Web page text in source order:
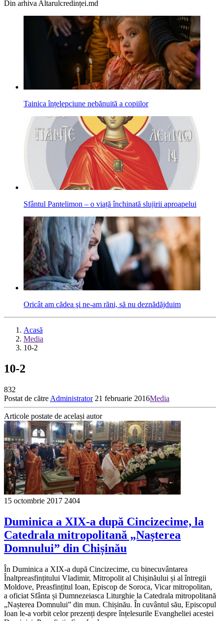
Din arhiva Altarulcredinței.md
Tainica înțelepciune nebănuită a copiilor
Sfântul Pantelimon – o viață închinată slujirii aproapelui
Oricât am cădea şi ne-am răni, să nu deznădăjduim
Acasă
Media
10-2
10-2
832
Postat de către Administrator 21 februarie 2016Media
Articole postate de același autor
15 octombrie 2017 2404
Duminica a XIX-a după Cincizecime, la
Catedrala mitropolitană „Nașterea
Domnului” din Chișinău
În Duminica a XIX-a după Cincizecime, cu binecuvântarea
Înaltpreasfințitului Vladimir, Mitropolit al Chișinăului și al întregii
Moldove, Preasfințitul Ioan, Episcop de Soroca, Vicar mitropolitan,
a oficiat Sfânta și Dumnezeiasca Liturghie la Catedrala mitropolitană
„Nașterea Domnului” din mun. Chișinău. În cuvântul său, Episcopul
Ioan le-a vorbit celor prezenți despre înțelesurile Evangheliei acestei